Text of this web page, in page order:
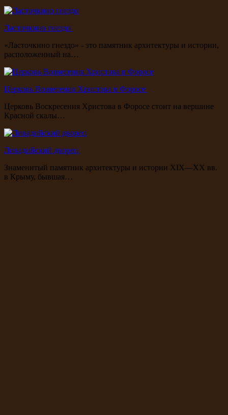
Ласточкино гнездо
«Ласточкино гнездо» - это памятник архитектуры и истории,
расположенный на…
Церковь Вознесения Христова в Форосе
Церковь Воскресения Христова в Форосе стоит на вершине
Красной скалы…
Ливадийский дворец
Знаменитый памятник архитектуры и истории XIX—XX вв.
в Крыму, бывшая…